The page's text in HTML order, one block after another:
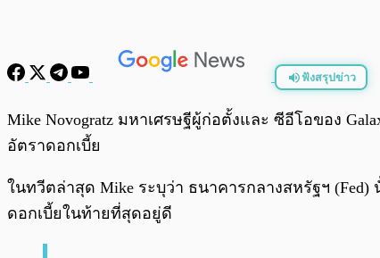
ฟังสรุปข่าว
พร้อมเล่น
Mike Novogratz มหาเศรษฐีผู้ก่อตั้งและ ซีอีโอของ
อัตราดอกเบี้ย
ในทวีตล่าสุด Mike ระบุว่า ธนาคารกลางสหรัฐฯ
ดอกเบี้ยในท้ายที่สุดอยู่ดี